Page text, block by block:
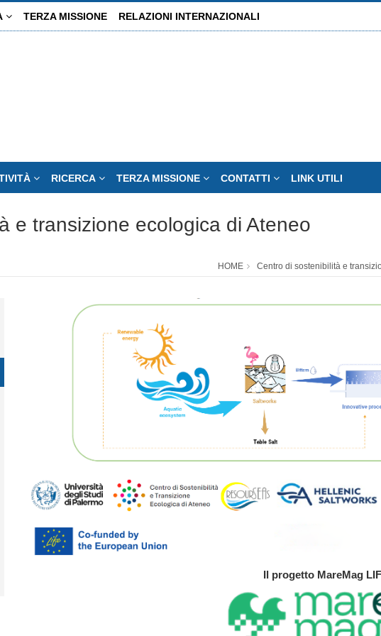
TERZA MISSIONE RELAZIONI INTERNAZIONALI
RICERCA TERZA MISSIONE CONTATTI LINK UTILI
e transizione ecologica di Ateneo
HOME Centro di sostenibilità e
Il progetto MareMag